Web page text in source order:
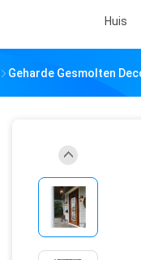
Huis
Geharde Gesmolten